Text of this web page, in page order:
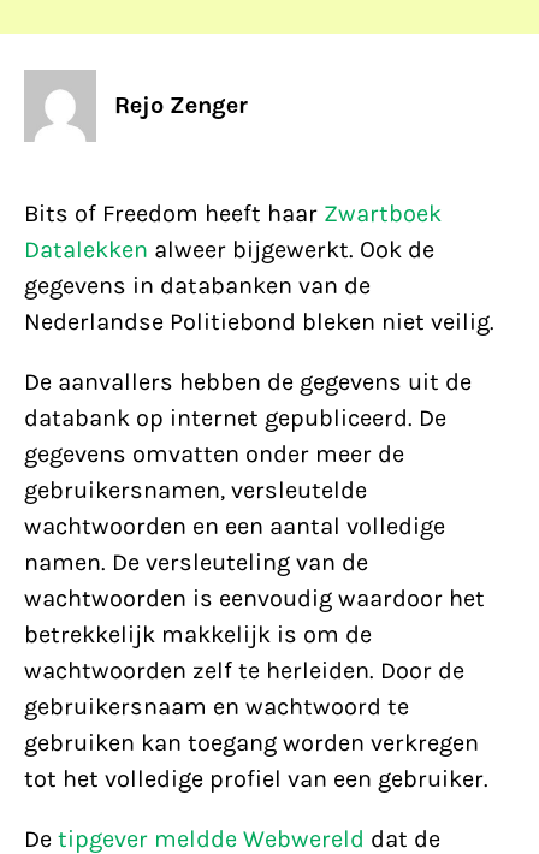
Rejo Zenger
Bits of Freedom heeft haar Zwartboek
Datalekken alweer bijgewerkt. Ook de
gegevens in databanken van de
Nederlandse Politiebond bleken niet veilig.
De aanvallers hebben de gegevens uit de
databank op internet gepubliceerd. De
gegevens omvatten onder meer de
gebruikersnamen, versleutelde
wachtwoorden en een aantal volledige
namen. De versleuteling van de
wachtwoorden is eenvoudig waardoor het
betrekkelijk makkelijk is om de
wachtwoorden zelf te herleiden. Door de
gebruikersnaam en wachtwoord te
gebruiken kan toegang worden verkregen
tot het volledige profiel van een gebruiker.
De tipgever meldde Webwereld dat de